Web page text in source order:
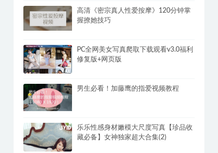
高清《密宗真人性爱按摩》120分钟掌
握撩她技巧
PC全网美女写真爬取下载观看v3.0福利
修复版+网页版
男生必看！加藤鹰的指爱视频教程
乐乐性感身材嫩模大尺度写真【珍品收
藏必备】女神独家超大合集(2)